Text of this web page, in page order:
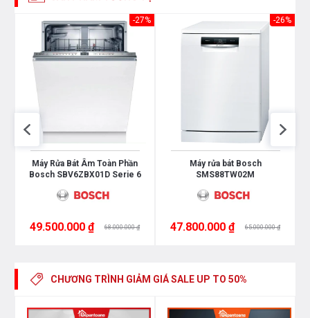
dàng quan sát và sử dụng.
cánh gỗ phía trên sẽ là:595mm x 595mm x 20mm
-27%
Máy Rửa Bát Âm Toàn Phần
Bosch SBV6ZBX01D Serie 6
49.500.000 ₫ 68.000.000 ₫
-26%
Máy rửa bát Bosch
SMS88TW02M
47.800.000 ₫ 65.000.000 ₫
CHƯƠNG TRÌNH GIẢM GIÁSALE UP TO 50%